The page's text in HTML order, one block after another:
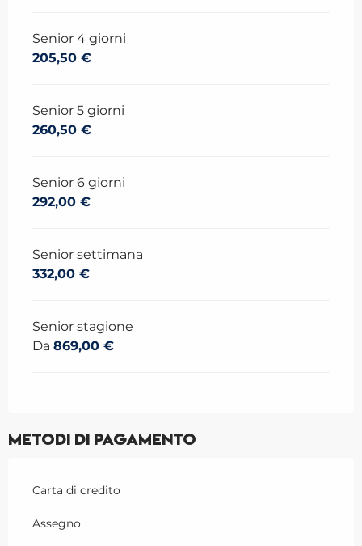
Senior 4 giorni
205,50 €
Senior 5 giorni
260,50 €
Senior 6 giorni
292,00 €
Senior settimana
332,00 €
Senior stagione
Da 869,00 €
Metodi di pagamento
Carta di credito
Assegno